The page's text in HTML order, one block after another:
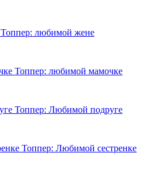
Топпер: любимой жене
Топпер: любимой мамочке
Топпер: Любимой подруге
Топпер: Любимой сестренке